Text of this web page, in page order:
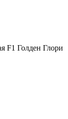
F1 Голден Глори